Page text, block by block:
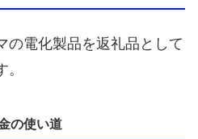
の電化製品を返礼品として
の使い道